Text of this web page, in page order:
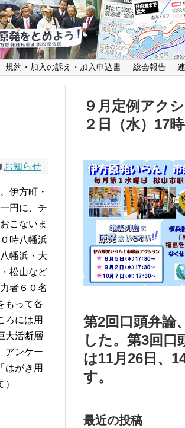
規約・加入の訴え・加入申込書 総会報告
お知らせ
伊方町・
円に、チ
こないま
時八幡浜
幡浜・大
松山など
者６０名
もって各
ろには用
大活断層
アンケー
はがき用
９月定例アク
２日（水） 17
第2回口頭弁論
した。第3回口
は11月26日、
す。
最近の投稿